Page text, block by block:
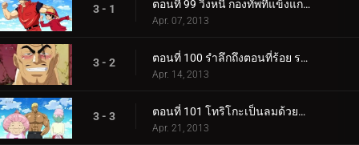
3 - 1 ตอนที่ 99 วิ่งหนี กองทัพที่แข็งแกร่งที่สุด! โทริโกะ ลูฟี่ โกคู!
Apr. 07, 2013
3 - 2 ตอนที่ 100 รำลึกถึงตอนที่ร้อย ราชาสวรรค์ทั้งสี่รวมตัวกัน!
Apr. 14, 2013
3 - 3 ตอนที่ 101 โทริโกะเป็นลมด้วยความทรมาน! จับส่วนผสมที่มีกลิ่นเหม็นที่สุดในโลก!
Apr. 21, 2013